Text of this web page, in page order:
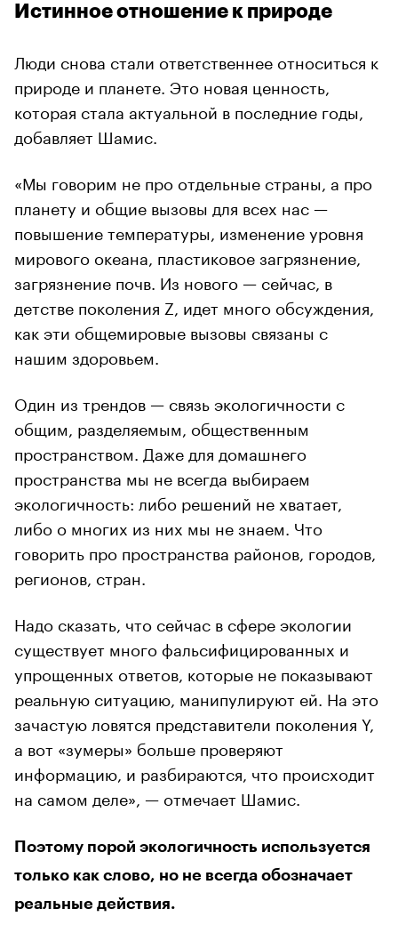
Истинное отношение к природе
Люди снова стали ответственнее относиться к
природе и планете. Это новая ценность,
которая стала актуальной в последние годы,
добавляет Шамис.
«Мы говорим не про отдельные страны, а про
планету и общие вызовы для всех нас —
повышение температуры, изменение уровня
мирового океана, пластиковое загрязнение,
загрязнение почв. Из нового — сейчас, в
детстве поколения Z, идет много обсуждения,
как эти общемировые вызовы связаны с
нашим здоровьем.
Один из трендов — связь экологичности с
общим, разделяемым, общественным
пространством. Даже для домашнего
пространства мы не всегда выбираем
экологичность: либо решений не хватает,
либо о многих из них мы не знаем. Что
говорить про пространства районов, городов,
регионов, стран.
Надо сказать, что сейчас в сфере экологии
существует много фальсифицированных и
упрощенных ответов, которые не показывают
реальную ситуацию, манипулируют ей. На это
зачастую ловятся представители поколения Y,
а вот «зумеры» больше проверяют
информацию, и разбираются, что происходит
на самом деле», — отмечает Шамис.
Поэтому порой экологичность используется
только как слово, но не всегда обозначает
реальные действия.